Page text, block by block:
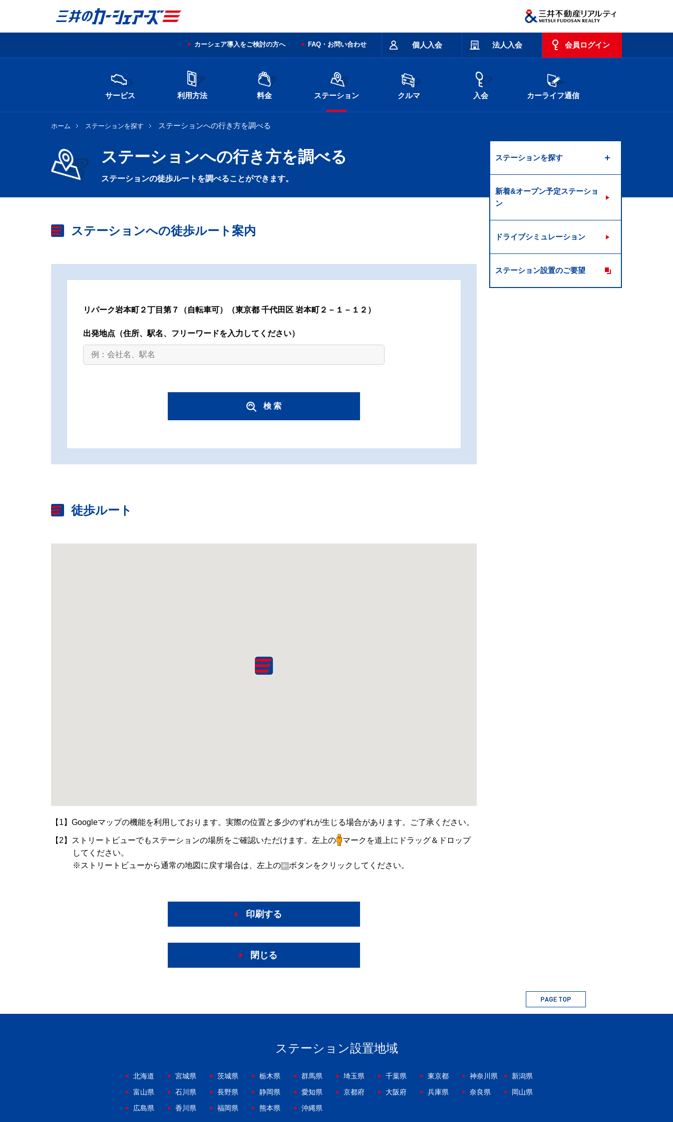
個人入会 法人入会 会員ログイン
カーシェア導入をご検討の方へ FAQ・お問い合わせ
サービス 利用方法 料金 ステーション クルマ 入会 カーライフ通信
ホーム ステーションを探す ステーションへの行き方を調べる
ステーションへの行き方を調べる
ステーションの徒歩ルートを調べることができます。
ステーションへの徒歩ルート案内
リパーク岩本町２丁目第７（自転車可） （東京都 千代田区 岩本町２－１－１２ ）
出発地点 （住所、駅名、フリーワードを入力してください）
検 索
徒歩ルート
【1】Googleマップの機能を利用しております。実際の位置と多少のずれが生じる場合があります。ご了承ください。
【2】ストリートビューでもステーションの場所をご確認いただけます。左上の
マークを道上にドラッグ＆ドロップ
してください。
※ストリートビューから通常の地図に戻す場合は、左上の
ボタンをクリックしてください。
印刷する
閉じる
ステーションを探す
新着&オープン予定ステーショ
ン
ドライブシミュレーション
ステーション設置のご要望
ステーション設置地域
北海道 宮城県 茨城県 栃木県 群馬県 埼玉県 千葉県 東京都 神奈川県
新潟県
富山県
石川県 長野県 静岡県 愛知県 京都府 大阪府 兵庫県 奈良県
岡山県
広島県
香川県 福岡県 熊本県 沖縄県